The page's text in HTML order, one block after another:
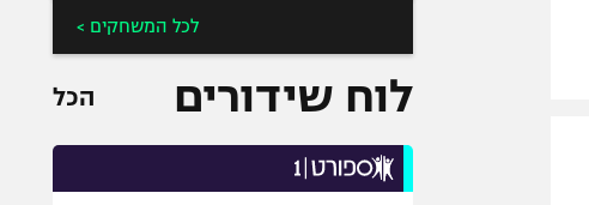
לכל המשחקים >
לוח שידורים הכל